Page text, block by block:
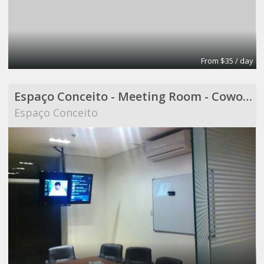
From $35 / day
Espaço Conceito - Meeting Room - Coworking
Espaço Conceito